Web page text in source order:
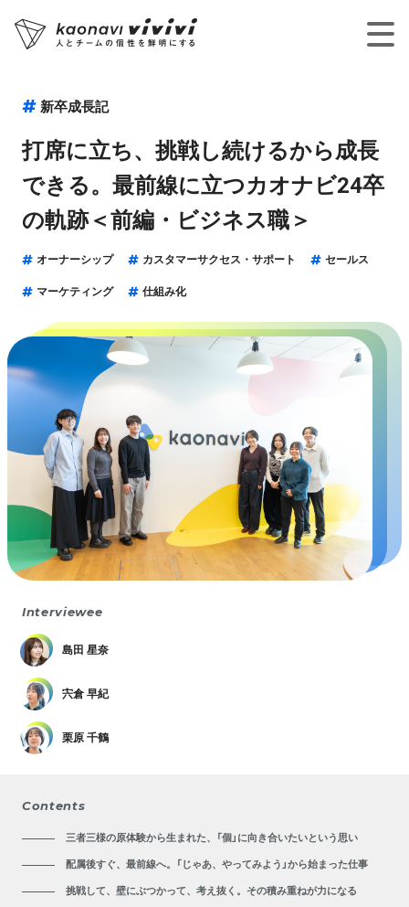
新卒成長記
打席に立ち、挑戦し続けるから成長
できる。最前線に立つカオナビ24卒
の軌跡＜前編・ビジネス職＞
オーナーシップ カスタマーサクセス・サポート
セールス
マーケティング
仕組み化
Interviewee
島田 星奈
宍倉 早紀
栗原 千鶴
Contents
三者三様の原体験から生まれた、「個」に向き合いたいという思い
配属後すぐ、最前線へ。「じゃあ、やってみよう」から始まった仕事
挑戦して、壁にぶつかって、考え抜く。その積み重ねが力になる